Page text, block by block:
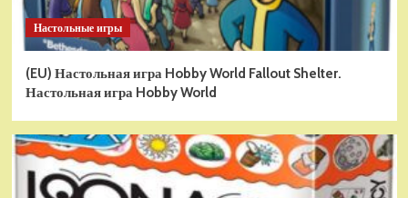
Настольные игры
(EU) Настольная игра Hobby World Fallout Shelter.
Настольная игра Hobby World